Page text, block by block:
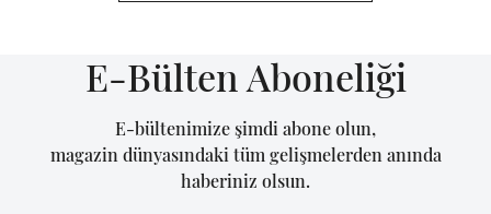
E-Bülten Aboneliği
E-bültenimize şimdi abone olun,
magazin dünyasındaki tüm gelişmelerden anında
haberiniz olsun.